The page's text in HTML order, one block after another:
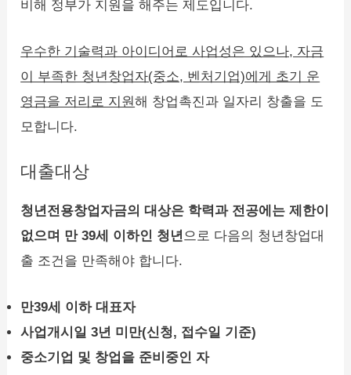
비해 정부가 지원을 해주는 제도입니다.
우수한 기술력과 아이디어로 사업성은 있으나, 자금
이 부족한 청년창업자(중소, 벤처기업)에게 초기 운
영금을 저리로 지원해 창업촉진과 일자리 창출을 도
모합니다.
대출대상
청년전용창업자금의 대상은 학력과 전공에는 제한이
없으며 만 39세 이하인 청년으로 다음의 청년창업대
출 조건을 만족해야 합니다.
만39세 이하 대표자
사업개시일 3년 미만(신청, 접수일 기준)
중소기업 및 창업을 준비중인 자